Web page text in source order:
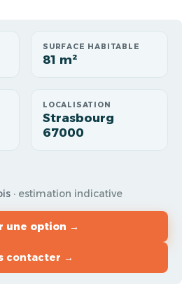
SURFACE HABITABLE
81 m²
LOCALISATION
Strasbourg
67000
· estimation indicative
une option →
contacter →